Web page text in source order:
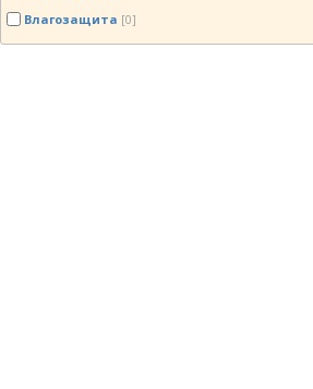
Влагозащита [0]